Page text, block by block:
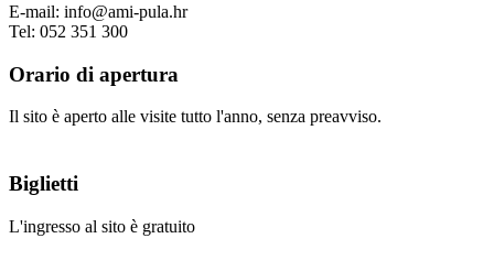
E-mail: info@ami-pula.hr
Tel: 052 351 300
Orario di apertura
Il sito è aperto alle visite tutto l'anno, senza preavviso.
Biglietti
L'ingresso al sito è gratuito